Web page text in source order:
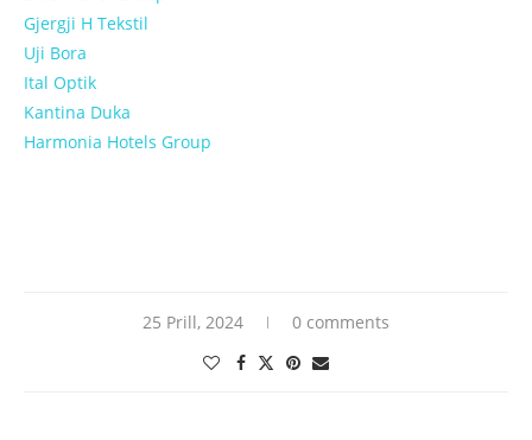
Gjergji H Tekstil
Uji Bora
Ital Optik
Kantina Duka
Harmonia Hotels Group
25 Prill, 2024 0 comments